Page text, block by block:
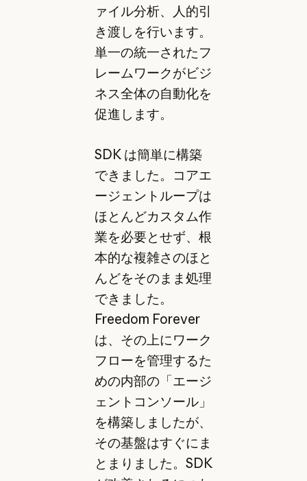
ァイル分析、人的引
き渡しを行います。
単一の統一されたフ
レームワークがビジ
ネス全体の自動化を
促進します。
SDK は簡単に構築
できました。コアエ
ージェントループは
ほとんどカスタム作
業を必要とせず、根
本的な複雑さのほと
んどをそのまま処理
できました。
Freedom Forever
は、その上にワーク
フローを管理するた
めの内部の「エージ
ェントコンソール」
を構築しましたが、
その基盤はすぐにま
とまりました。SDK